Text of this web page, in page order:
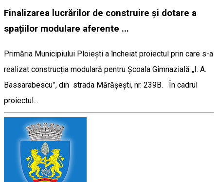
Finalizarea lucrărilor de construire și dotare a
spațiilor modulare aferente ...
Primăria Municipiului Ploiești a încheiat proiectul prin care s-a
realizat construcția modulară pentru Școala Gimnazială „I. A.
Bassarabescu”, din strada Mărășești, nr. 239B. În cadrul
proiectul...